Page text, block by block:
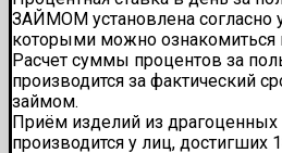
ЗАЙМОМ установлена согласно
которыми можно ознакомиться
Расчет суммы процентов за
производится за фактический
займом.
Приём изделий из драгоценных
производится у лиц, достигших